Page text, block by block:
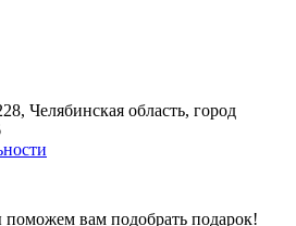
Челябинская область, город